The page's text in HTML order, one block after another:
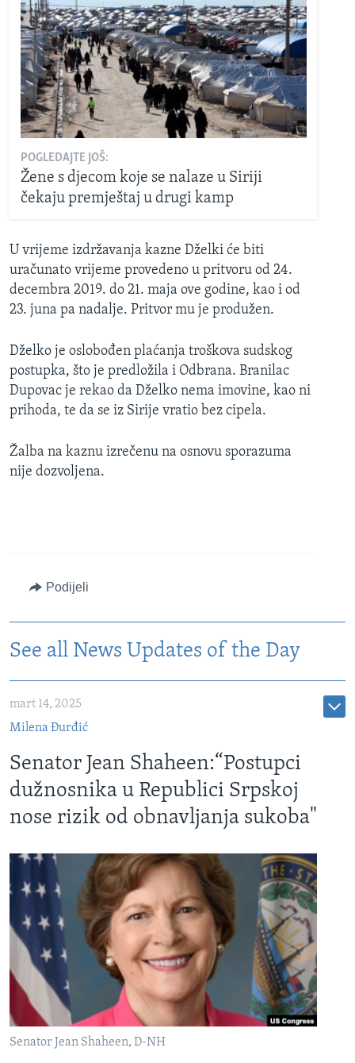
POGLEDAJTE JOŠ:
Žene s djecom koje se nalaze u Siriji
čekaju premještaj u drugi kamp
U vrijeme izdržavanja kazne Dželki će biti
uračunato vrijeme provedeno u pritvoru od 24.
decembra 2019. do 21. maja ove godine, kao i od
23. juna pa nadalje. Pritvor mu je produžen.
Dželko je oslobođen plaćanja troškova sudskog
postupka, što je predložila i Odbrana. Branilac
Dupovac je rekao da Dželko nema imovine, kao ni
prihoda, te da se iz Sirije vratio bez cipela.
Žalba na kaznu izrečenu na osnovu sporazuma
nije dozvoljena.
Podijeli
See all News Updates of the Day
mart 14, 2025
Milena Đurđić
Senator Jean Shaheen:“Postupci
dužnosnika u Republici Srpskoj
nose rizik od obnavljanja sukoba"
Senator Jean Shaheen, D-NH